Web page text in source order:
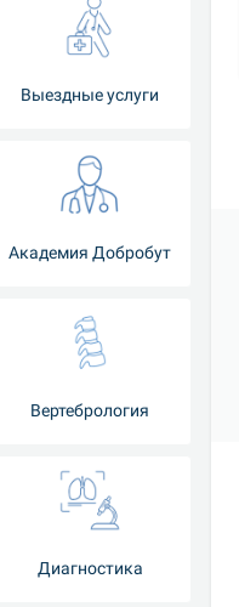
Выездные услуги
Академия Добробут
Вертебрология
Диагностика